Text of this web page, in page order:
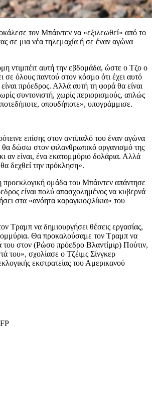
τον Μπάιντεν να «εξιλεωθεί» από το
σε μια νέα τηλεμαχία ή σε έναν αγώνα
ντιμπέιτ αυτή την εβδομάδα, ώστε ο Τζο ο
σε όλους παντού στον κόσμο ότι έχει αυτό
είναι πρόεδρος. Αλλά αυτή τη φορά θα είναι
συντονιστή, χωρίς περιορισμούς, απλώς
οπουδήποτε», υπογράμμισε.
επίσης στον αντίπαλό του έναν αγώνα
δώσω στον φιλανθρωπικό οργανισμό της
αν είναι, ένα εκατομμύριο δολάρια. Αλλά
δεχθεί την πρόκληση».
ομάδα του Μπάιντεν απάντησε
είναι πολύ απασχολημένος να κυβερνά
στα «ανόητα καραγκιοζιλίκια» του
Τραμπ να δημιουργήσει θέσεις εργασίας,
Θα προκαλούσαμε τον Τραμπ να
του στον (Ρώσο πρόεδρο Βλαντίμιρ) Πούτιν,
του», σχολίασε ο Τζέιμς Σίνγκερ
εκστρατείας του Αμερικανού